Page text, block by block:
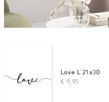
Love L 21x30
€ 9,95